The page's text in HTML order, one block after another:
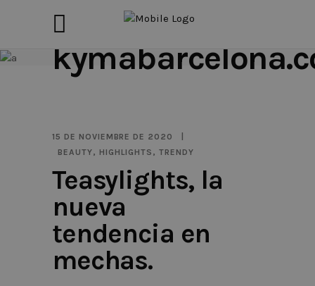
15 DE NOVIEMBRE DE 2020
BEAUTY, HIGHLIGHTS ,TRENDY
Teasylights, la
nueva
tendencia en
mechas.